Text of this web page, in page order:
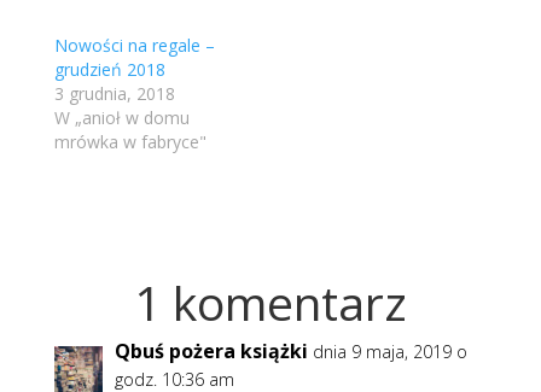
Nowości na regale –
grudzień 2018
3 grudnia, 2018
W „anioł w domu
mrówka w fabryce"
1 komentarz
Qbuś pożera książki dnia 9 maja, 2019 o
godz. 10:36 am